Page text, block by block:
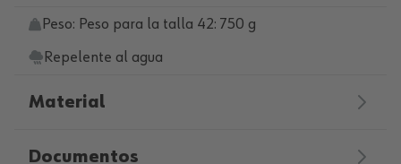
Peso: Peso para la talla 42: 750 g
Repelente al agua
Material
Documentos